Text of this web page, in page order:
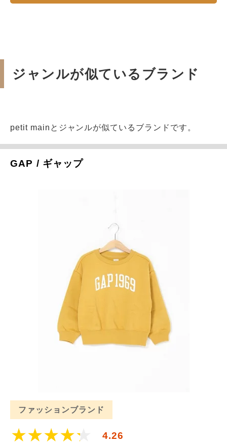
ジャンルが似ているブランド
petit mainとジャンルが似ているブランドです。
GAP / ギャップ
ファッションブランド
4.26